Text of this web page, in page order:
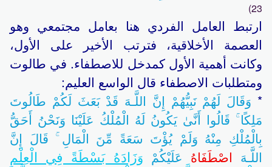
23)
ارتبط العامل الفردي هنا بعامل مجتمعي وهو
العصمة الأخلاقية، فترتب الأخير على الأول،
وكانت أهمية الأول كمدخل للاصطفاء. في طالوت
ومتطلبات الاصطفاء قال الواسع العليم:
* وَقَالَ لَهُمْ نَبِيُّهُمْ إِنَّ اللَّـهَ قَدْ بَعَثَ لَكُمْ طَالُوتَ
مَلِكًا ۚ قَالُوا أَنَّىٰ يَكُونُ لَهُ الْمُلْكُ عَلَيْنَا وَنَحْنُ أَحَقُّ
بِالْمُلْكِ مِنْهُ وَلَمْ يُؤْتَ سَعَةً مِّنَ الْمَالِ ۚ قَالَ إِنَّ
اللَّـهَ اصْطَفَاهُ عَلَيْكُمْ وَزَادَهُ بَسْطَةً فِي الْعِلْمِ